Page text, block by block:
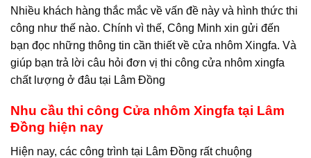
Nhiều khách hàng thắc mắc về vấn đề này và hình thức thi
công như thế nào. Chính vì thế, Công Minh xin gửi đến
bạn đọc những thông tin cần thiết về cửa nhôm Xingfa. Và
giúp bạn trả lời câu hỏi đơn vị thi công cửa nhôm xingfa
chất lượng ở đâu tại Lâm Đồng
Nhu cầu thi công Cửa nhôm Xingfa tại Lâm
Đồng hiện nay
Hiện nay, các công trình tại Lâm Đồng rất chuộng